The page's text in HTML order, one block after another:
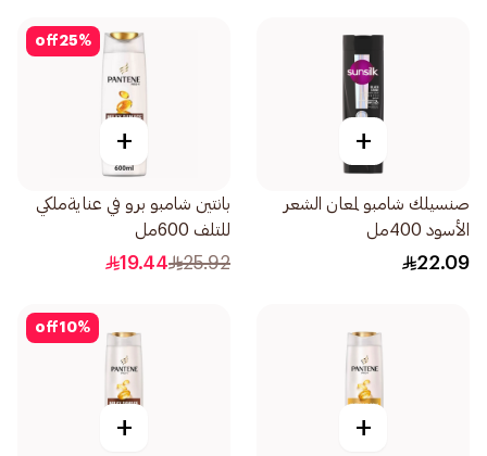
+
صنسيلك شامبو لمعان الشعر
الأسود 400مل
22.09
25%
off
+
بانتين شامبو برو في عنايةملكي
للتلف 600مل
25.92
19.44
+
10%
off
+